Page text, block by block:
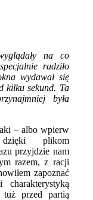
na co
radziło
wydawał się
kilku sekund. Ta
była
– albo wpierw
plikom
przyjdzie nam
razem, z racji
zapoznać
tuż przed partią